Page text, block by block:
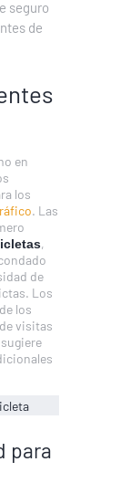
seguro
de
en
los
. Las
,
de
Los
los
visitas
para